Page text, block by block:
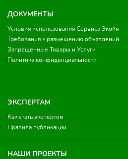
ДОКУМЕНТЫ
Условия использования Сервиса Экойя
Требования к размещению объявлений
Запрещенные Товары и Услуги
Политика конфиденциальности
ЭКСПЕРТАМ
Как стать экспертом
Правила публикации
НАШИ ПРОЕКТЫ